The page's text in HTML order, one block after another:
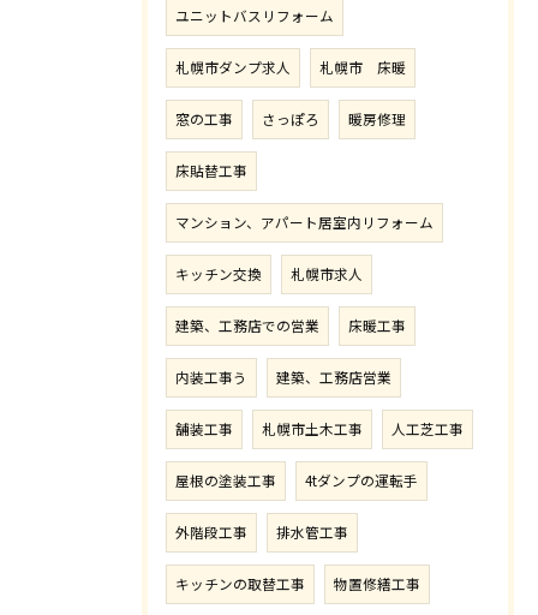
ユニットバスリフォーム
札幌市ダンプ求人 札幌市 床暖
窓の工事 さっぽろ 暖房修理
床貼替工事
マンション、アパート居室内リフォーム
キッチン交換 札幌市求人
建築、工務店での営業 床暖工事
内装工事う 建築、工務店営業
舗装工事 札幌市土木工事 人工芝工事
屋根の塗装工事 4tダンプの運転手
外階段工事 排水管工事
キッチンの取替工事 物置修繕工事